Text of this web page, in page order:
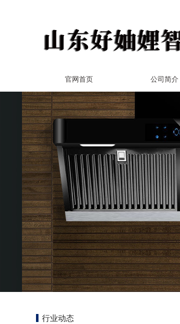
官网首页 公司简介
行业动态